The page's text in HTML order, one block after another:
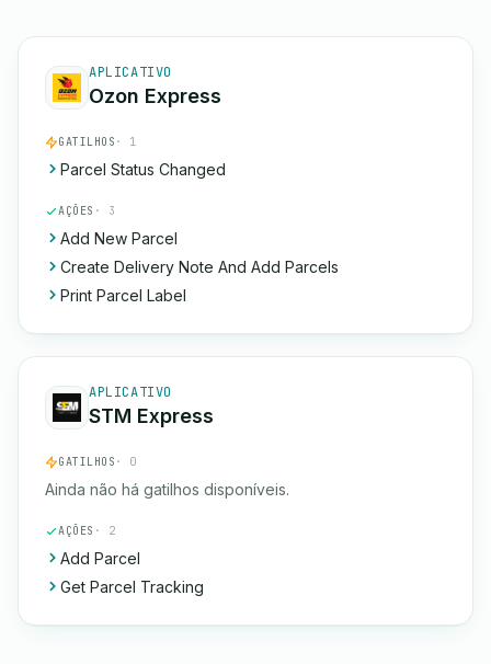
APLICATIVO
Ozon Express
GATILHOS · 1
Parcel Status Changed
AÇÕES · 3
Add New Parcel
Create Delivery Note And Add Parcels
Print Parcel Label
APLICATIVO
STM Express
GATILHOS · 0
Ainda não há gatilhos disponíveis.
AÇÕES · 2
Add Parcel
Get Parcel Tracking